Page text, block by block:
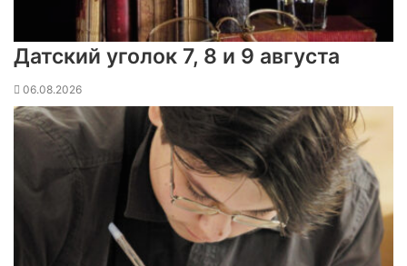
Датский уголок 7, 8 и 9 августа
06.08.2026